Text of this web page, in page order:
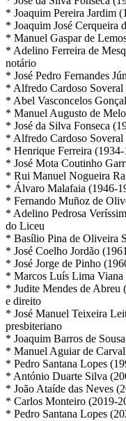
* Joaquim Pereira Jardim
* Joaquim José Cerqueira
* Manuel Gaspar de
* Adelino Ferreira de
notário
* José Pedro Fernandes
* Alfredo Cardoso
* Abel Vasconcelos
* Manuel Augusto de
* José da Silva Fonseca
* Alfredo Cardoso
* Henrique Ferreira
* José Mota Coutinho
* Rui Manuel Nogueira
* Álvaro Malafaia (1946-
* Fernando Muñoz de
* Adelino Pedrosa
do Liceu
* Basílio Pina de Oliveira
* José Coelho Jordão
* José Jorge de Pinho
* Marcos Luís Lima Viana
* Judite Mendes de Abreu
e direito
* José Manuel Teixeira
presbiteriano
* Joaquim Barros de
* Manuel Aguiar de
* Pedro Santana Lopes
* António Duarte Silva
* João Ataíde das Neves
* Carlos Monteiro (2019-
* Pedro Santana Lopes